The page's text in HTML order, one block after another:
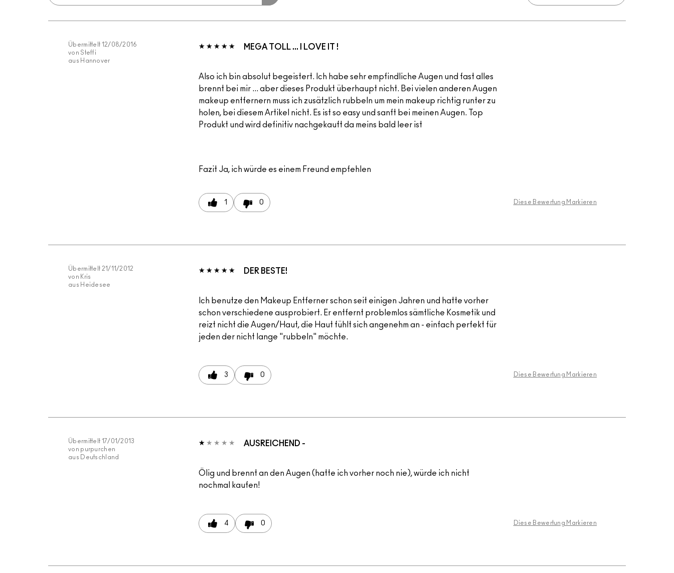
MEGA TOLL ... I LOVE IT !
Übermittelt 12/08/2016
von Steffi
aus Hannover
Also ich bin absolut begeistert. Ich habe sehr empfindliche Augen und fast alles
brennt bei mir ... aber dieses Produkt überhaupt nicht. Bei vielen anderen Augen
makeup entfernern muss ich zusätzlich rubbeln um mein makeup richtig runter zu
holen, bei diesem Artikel nicht. Es ist so easy und sanft bei meinen Augen. Top
Produkt und wird definitiv nachgekauft da meins bald leer ist
Fazit Ja, ich würde es einem Freund empfehlen
1 0 Diese Bewertung Markieren
DER BESTE!
Übermittelt 21/11/2012
von Kris
aus Heidesee
Ich benutze den Makeup Entferner schon seit einigen Jahren und hatte vorher
schon verschiedene ausprobiert. Er entfernt problemlos sämtliche Kosmetik und
reizt nicht die Augen/Haut, die Haut fühlt sich angenehm an - einfach perfekt für
jeden der nicht lange "rubbeln" möchte.
3 0 Diese Bewertung Markieren
AUSREICHEND -
Übermittelt 17/01/2013
von purpurchen
aus
Deutschland
Ölig und brennt an den Augen (hatte ich vorher noch nie), würde ich nicht
nochmal kaufen!
4 0 Diese Bewertung Markieren